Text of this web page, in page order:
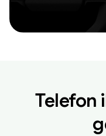
Telefon